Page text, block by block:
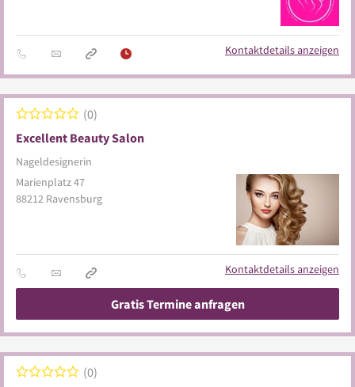
Kontaktdetails anzeigen
Excellent Beauty Salon
Nageldesignerin
0
Marienplatz 47
88212 Ravensburg
Kontaktdetails anzeigen
Gratis Termine anfragen
0